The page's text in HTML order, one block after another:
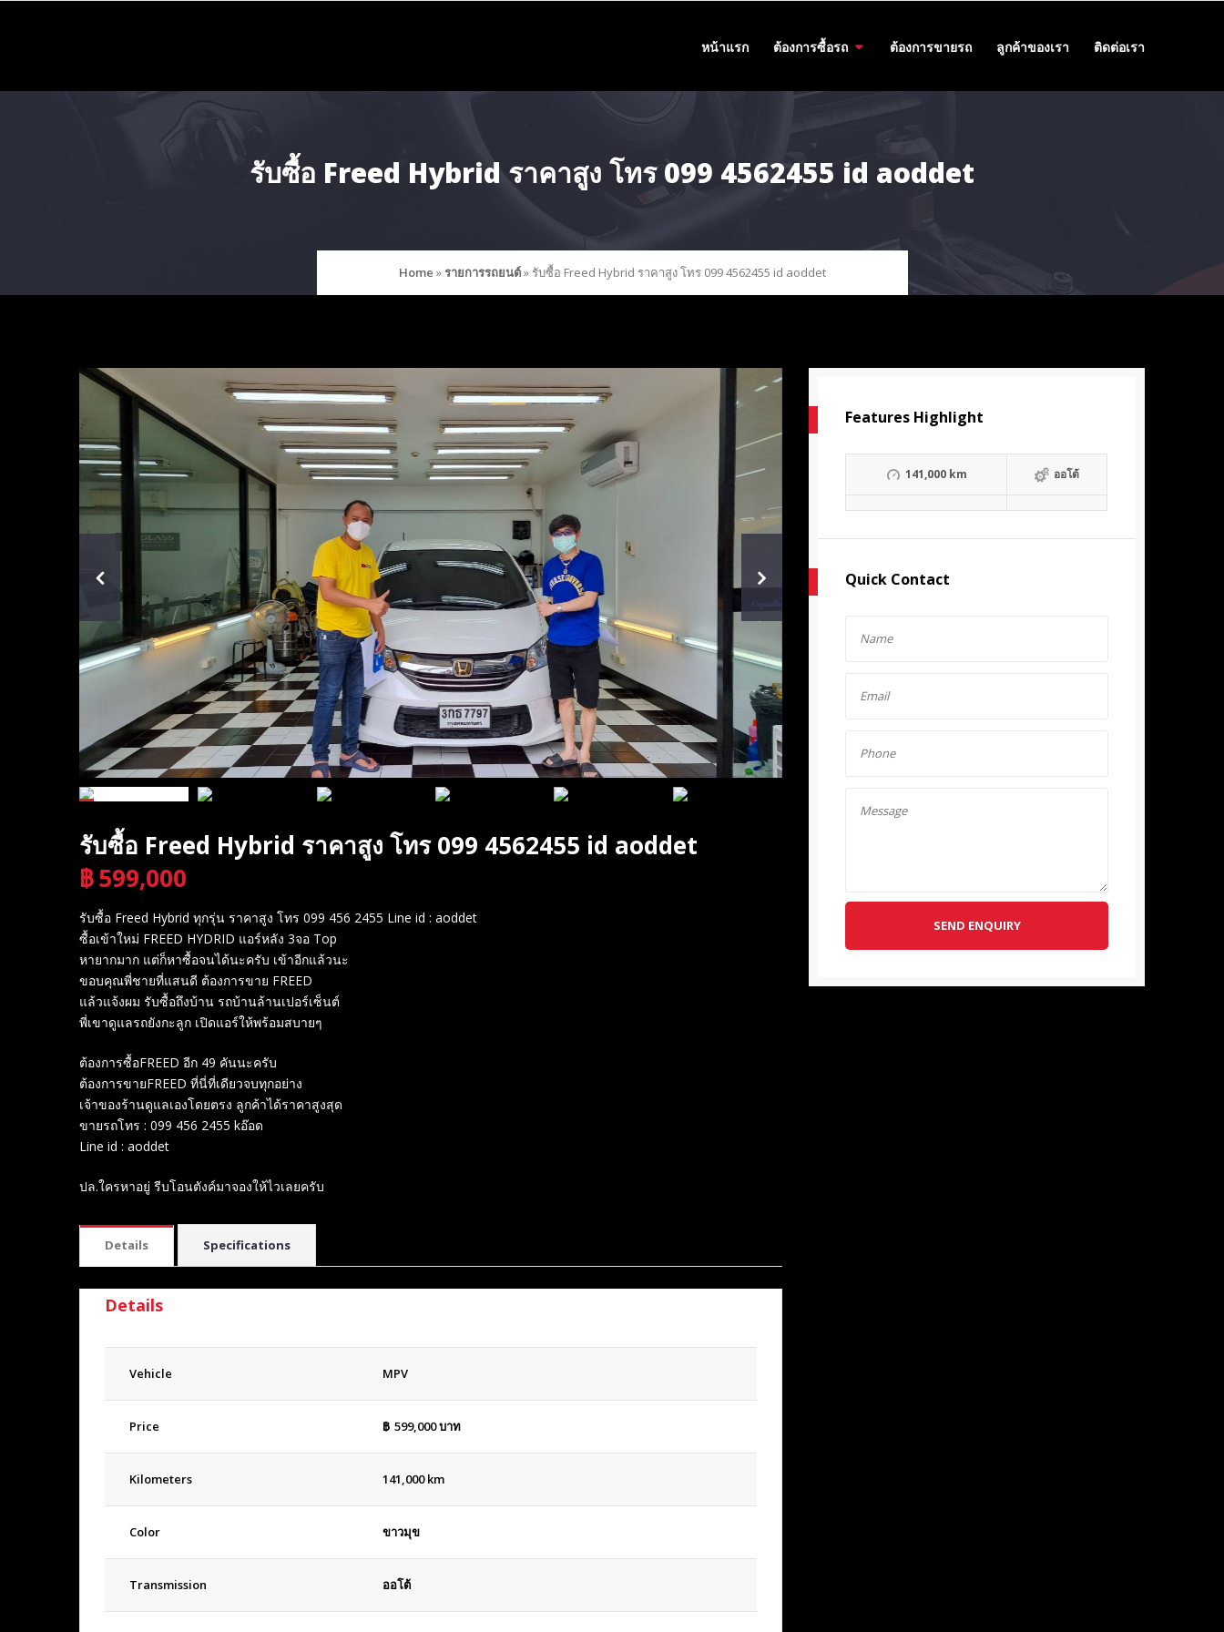
หน้าแรก ต้องการซื้อรถ ต้องการขายรถ ลูกค้าของเรา ติดต่อเรา
รับซื้อ Freed Hybrid ราคาสูง โทร 099 4562455 id aoddet
Home »รายการรถยนต์» รับซื้อ Freed Hybrid ราคาสูง โทร 099 4562455 id aoddet
รับซื้อ Freed Hybrid ราคาสูง โทร 099 4562455 id aoddet
฿599,000
รับซื้อ Freed Hybrid ทุกรุ่น ราคาสูง โทร 099 456 2455 Line id : aoddet
ซื้อเข้าใหม่ FREED HYDRID แอร์หลัง 3จอ Top
หายากมาก แต่ก็หาซื้อจนได้นะครับ เข้าอีกแล้วนะ
ขอบคุณพี่ชายที่แสนดี ต้องการขาย FREED
แล้วแจ้งผม รับซื้อถึงบ้าน รถบ้านล้านเปอร์เซ็นต์
พี่เขาดูแลรถยังกะลูก เปิดแอร์ให้พร้อมสบายๆ
ต้องการซื้อFREED อีก 49 คันนะครับ
ต้องการขายFREED ที่นี่ที่เดียวจบทุกอย่าง
เจ้าของร้านดูแลเองโดยตรง ลูกค้าได้ราคาสูงสุด
ขายรถโทร : 099 456 2455 kอ๊อด
Line id : aoddet
ปล.ใครหาอยู่ รีบโอนตังค์มาจองให้ไวเลยครับ
Details Specifications
Details
Vehicle MPV
Price ฿ 599,000บาท
Kilometers 141,000 km
Color ขาวมุข
Transmission ออโต้
Features Highlight
141,000 km ออโต้
Quick Contact
SEND ENQUIRY